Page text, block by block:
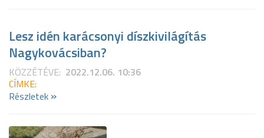
Lesz idén karácsonyi díszkivilágítás
Nagykovácsiban?
KÖZZÉTÉVE: 2022.12.06. 10:36
CÍMKE:
Részletek »